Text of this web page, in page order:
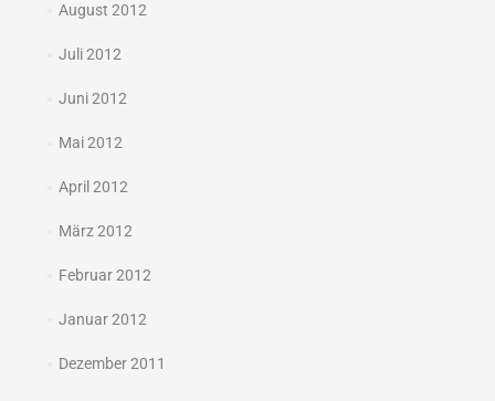
August 2012
Juli 2012
Juni 2012
Mai 2012
April 2012
März 2012
Februar 2012
Januar 2012
Dezember 2011